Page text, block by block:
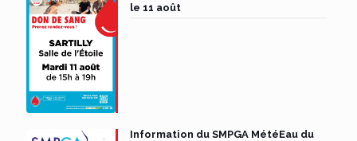
le 11 août
Information du SMPGA MétéEau du